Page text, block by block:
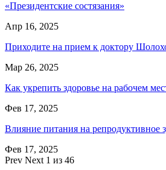
«Президентские состязания»
Апр 16, 2025
Приходите на прием к доктору
Мар 26, 2025
Как укрепить здоровье на рабочем
Фев 17, 2025
Влияние питания на репродуктивное
Фев 17, 2025
Prev Next 1 из 46